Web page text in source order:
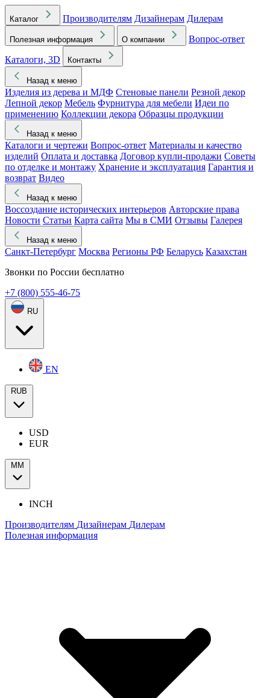
Каталог Производителям Дизайнерам Дилерам
Полезная информация О компании
Вопрос-ответ
Каталоги, 3D
Контакты
Назад к меню
Изделия из дерева и МДФ Стеновые панели Резной декор
Лепной декор Мебель Фурнитура для мебели Идеи по
применению Коллекции декора Образцы продукции
Назад к меню
Каталоги и чертежи Вопрос-ответ Материалы и качество
изделий Оплата и доставка Договор купли-продажи Советы
по отделке и монтажу Хранение и эксплуатация Гарантия и
возврат Видео
Назад к меню
Воссоздание исторических интерьеров Авторские права
Новости Статьи Карта сайта Мы в СМИ Отзывы Галерея
Назад к меню
Санкт-Петербург Москва Регионы РФ Беларусь Казахстан
Звонки по России бесплатно
+7 (800) 555-46-75
RU
EN
RUB
USD
EUR
ММ
INCH
Производителям Дизайнерам Дилерам
Полезная информация